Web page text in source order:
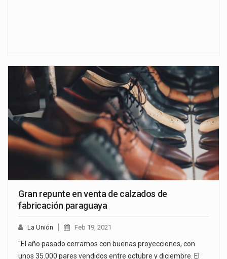
Gran repunte en venta de calzados de
fabricación paraguaya
La Unión Feb 19, 2021
"El año pasado cerramos con buenas proyecciones, con
unos 35.000 pares vendidos entre octubre y diciembre. El